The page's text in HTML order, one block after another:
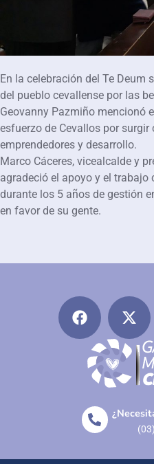
En la celebración del Te Deum
del pueblo cevallense por las
Geovanny Pazmiño mencionó
esfuerzo de Cevallos por
emprendedores y desarrollo.
Marco Cáceres, vicealcalde y
agradeció el apoyo y el
durante los 5 años de gestión
en favor de su gente.